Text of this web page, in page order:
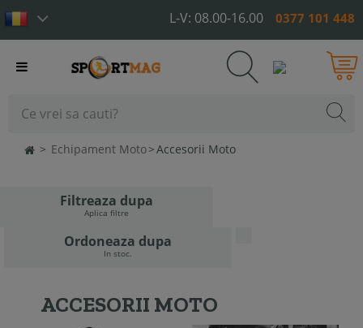
L-V: 08.00-16.00 0377 101 448
Toggle
> Echipament Moto>Accesorii Moto
Filtreaza dupa
Aplica filtre
Ordoneaza dupa
In stoc.
ACCESORII MOTO